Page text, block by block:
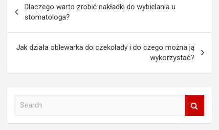
wpisu
Dlaczego warto zrobić nakładki do wybielania u
stomatologa?
Jak działa oblewarka do czekolady i do czego można ją
wykorzystać?